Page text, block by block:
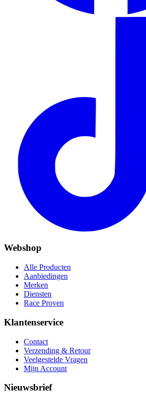
Webshop
Alle Producten
Aanbiedingen
Merken
Diensten
Race Proven
Klantenservice
Contact
Verzending & Retour
Veelgestelde Vragen
Mijn Account
Nieuwsbrief